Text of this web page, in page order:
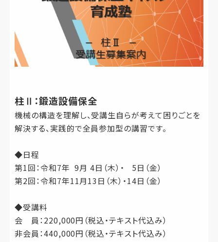
柱Ⅱ：鍛造設備保全
機械の構造を理解し、受講生自らが考えて困りごとを
解決する、実践的で全員参加型の講習です。
◆日程
第1回：令和7年 9月 4日（木）・ 5日（金）
第2回：令和7年11月13日（木）・14日（金）
◆受講料
会 員：220,000円（税込・テキスト代込み）
非会員：440,000円（税込・テキスト代込み）